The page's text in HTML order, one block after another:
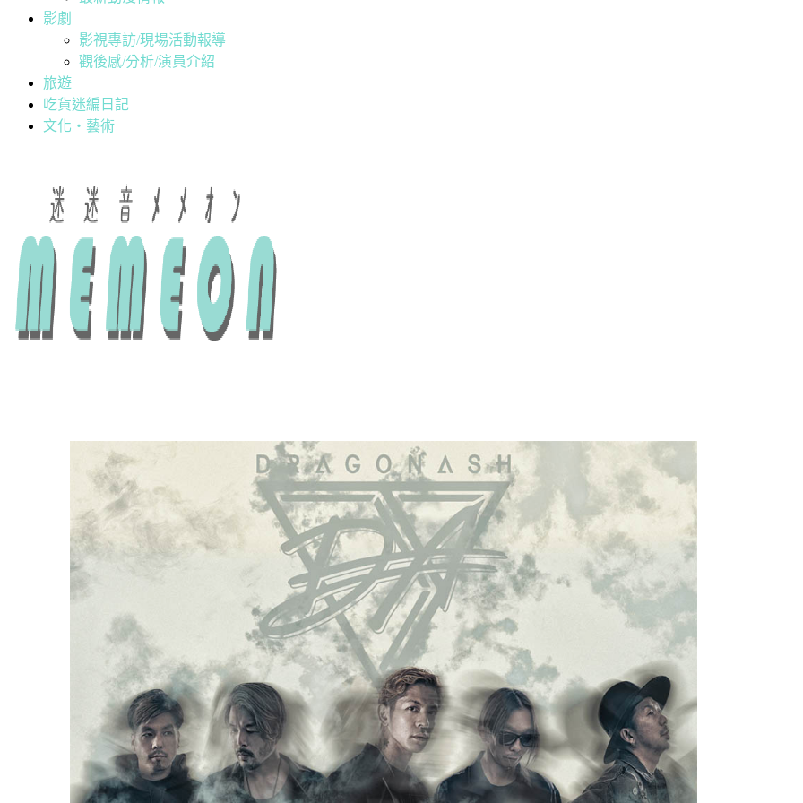
影劇
影視專訪/現場活動報導
觀後感/分析/演員介紹
旅遊
吃貨迷編日記
文化・藝術